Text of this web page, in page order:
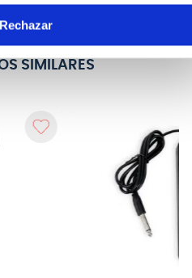
Rechazar
Sin Stock Online
SIMILARES